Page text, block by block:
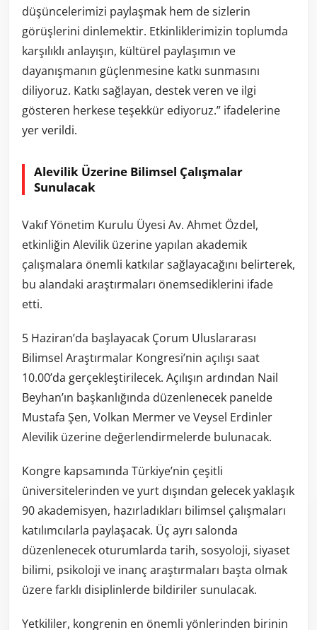
düşüncelerimizi paylaşmak hem de sizlerin
görüşlerini dinlemektir. Etkinliklerimizin toplumda
karşılıklı anlayışın, kültürel paylaşımın ve
dayanışmanın güçlenmesine katkı sunmasını
diliyoruz. Katkı sağlayan, destek veren ve ilgi
gösteren herkese teşekkür ediyoruz.” ifadelerine
yer verildi.
Alevilik Üzerine Bilimsel Çalışmalar
Sunulacak
Vakıf Yönetim Kurulu Üyesi Av. Ahmet Özdel,
etkinliğin Alevilik üzerine yapılan akademik
çalışmalara önemli katkılar sağlayacağını belirterek,
bu alandaki araştırmaları önemsediklerini ifade
etti.
5 Haziran’da başlayacak Çorum Uluslararası
Bilimsel Araştırmalar Kongresi’nin açılışı saat
10.00’da gerçekleştirilecek. Açılışın ardından Nail
Beyhan’ın başkanlığında düzenlenecek panelde
Mustafa Şen, Volkan Mermer ve Veysel Erdinler
Alevilik üzerine değerlendirmelerde bulunacak.
Kongre kapsamında Türkiye’nin çeşitli
üniversitelerinden ve yurt dışından gelecek yaklaşık
90 akademisyen, hazırladıkları bilimsel çalışmaları
katılımcılarla paylaşacak. Üç ayrı salonda
düzenlenecek oturumlarda tarih, sosyoloji, siyaset
bilimi, psikoloji ve inanç araştırmaları başta olmak
üzere farklı disiplinlerde bildiriler sunulacak.
Yetkililer, kongrenin en önemli yönlerinden birinin